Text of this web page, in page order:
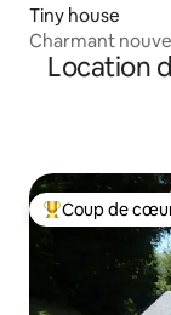
Tiny house
Charmant
Location
Coups de cœur
Coup de